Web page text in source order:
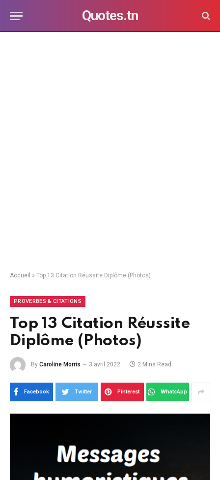
Quotes.tn
Accueil » Top 13 Citation Réussite Diplôme (Photos)
PROVERBES & CITATIONS
Top 13 Citation Réussite
Diplôme (Photos)
By Caroline Morris 3 avril 2022 2 Mins Read
Facebook Twitter Pinterest WhatsApp